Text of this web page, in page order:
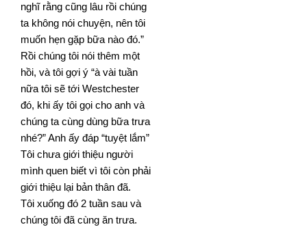
nghĩ rằng cũng lâu rồi chúng
ta không nói chuyện, nên tôi
muốn hẹn gặp bữa nào đó.”
Rồi chúng tôi nói thêm một
hồi, và tôi gợi ý “à vài tuần
nữa tôi sẽ tới Westchester
đó, khi ấy tôi gọi cho anh và
chúng ta cùng dùng bữa trưa
nhé?” Anh ấy đáp “tuyệt lắm”
Tôi chưa giới thiệu người
mình quen biết vì tôi còn phải
giới thiệu lại bản thân đã.
Tôi xuống đó 2 tuần sau và
chúng tôi đã cùng ăn trưa.